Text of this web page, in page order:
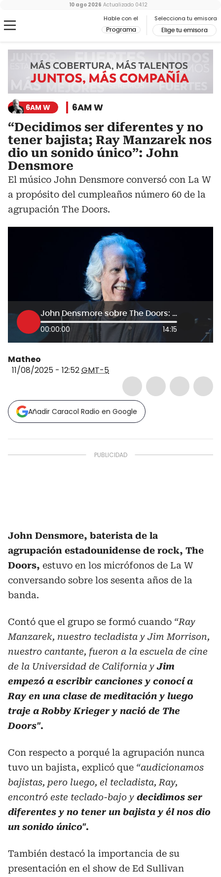
Hable con el
Programa
Selecciona tu emisora
Elige tu emisora
10 ago 2026 Actualizado 04:12
6AM W 6AM W
“Decidimos ser diferentes y no
tener bajista; Ray Manzarek nos
dio un sonido único”: John
Densmore
El músico John Densmore conversó con La W
a propósito del cumpleaños número 60 de la
agrupación The Doors.
John Densmore sobre The Doors: “En el teclado encontramos el sonido del bajo, es un sonido único”
00:00:00 14:15
Matheo
11/08/2025 - 12:52GMT-5
Añadir Caracol Radio en Google
John Densmore, baterista de la
agrupación estadounidense de rock, The
Doors, estuvo en los micrófonos de La W
conversando sobre los sesenta años de la
banda.
Contó que el grupo se formó cuando “Ray
Manzarek, nuestro tecladista y Jim Morrison,
nuestro cantante, fueron a la escuela de cine
de la Universidad de California yJim
empezó a escribir canciones y conocí a
Ray en una clase de meditación y luego
traje a Robby Krieger y nació de The
Doors".
Con respecto a porqué la agrupación nunca
tuvo un bajista, explicó que “audicionamos
bajistas, pero luego, el tecladista, Ray,
encontró este teclado-bajo y decidimos ser
diferentes y no tener un bajista y él nos dio
un sonido único".
También destacó la importancia de su
presentación en el show de Ed Sullivan